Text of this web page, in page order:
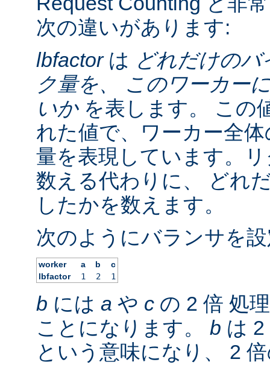
次の違いがあります:
lbfactorは どれだけの
ク量を、 このワーカー
いかを表します。 この
れた値で、ワーカー全
量を表現しています。
数える代わりに、 どれ
したかを数えます。
次のようにバランサを
worker a b
c
lbfactor
1 2 1
b には a や c の 2 倍 処
ことになります。 b は
という意味になり、 2